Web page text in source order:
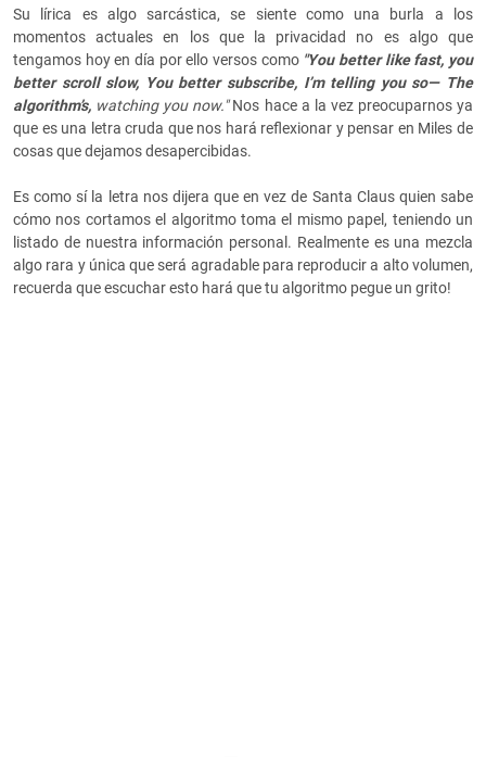
Su lírica es algo sarcástica, se siente como una burla a los
momentos actuales en los que la privacidad no es algo que
tengamos hoy en día por ello versos como "You better like fast, you
better scroll slow, You better subscribe, I’m telling you so— The
algorithm’s, watching you now."Nos hace a la vez preocuparnos ya
que es una letra cruda que nos hará reflexionar y pensar en Miles de
cosas que dejamos desapercibidas.
Es como sí la letra nos dijera que en vez de Santa Claus quien sabe
cómo nos cortamos el algoritmo toma el mismo papel, teniendo un
listado de nuestra información personal. Realmente es una mezcla
algo rara y única que será agradable para reproducir a alto volumen,
recuerda que escuchar esto hará que tu algoritmo pegue un grito!